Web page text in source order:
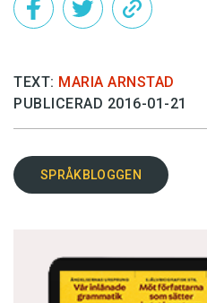
TEXT: MARIA ARNSTAD
PUBLICERAD 2016-01-21
SPRÅKBLOGGEN